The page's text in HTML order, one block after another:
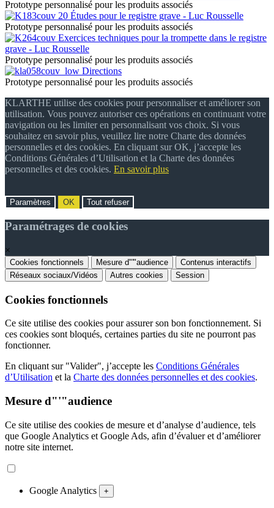
Prototype personnalisé pour les produits associés
20 Études pour le registre grave - Luc Rousselle
Prototype personnalisé pour les produits associés
Exercices techniques pour la trompette dans le registre
grave - Luc Rousselle
Prototype personnalisé pour les produits associés
Directions
Prototype personnalisé pour les produits associés
KLARTHE utilise des cookies pour personnaliser et améliorer son
utilisation. Vous pouvez autoriser ces opérations en continuant votre
navigation ou les limiter en personnalisant vos choix. Si vous
souhaitez en savoir plus, veuillez lire notre Charte des données
personnelles et des cookies. En cliquant sur OK, j’accepte les
Conditions Générales d’Utilisation et la Charte des données
personnelles et des cookies. En savoir plus
Paramètres OK Tout refuser
Paramétrages de cookies
×
Cookies fonctionnels Mesure d"'"audience
Contenus interactifs
Réseaux sociaux/Vidéos
Autres cookies Session
Cookies fonctionnels
Ce site utilise des cookies pour assurer son bon fonctionnement. Si
ces cookies sont bloqués, certaines parties du site ne pourront pas
fonctionner.
En cliquant sur "Valider", j’accepte les Conditions Générales
d’Utilisation et la Charte des données personnelles et des cookies.
Mesure d"'"audience
Ce site utilise des cookies de mesure et d’analyse d’audience, tels
que Google Analytics et Google Ads, afin d’évaluer et d’améliorer
notre site internet.
Google Analytics +